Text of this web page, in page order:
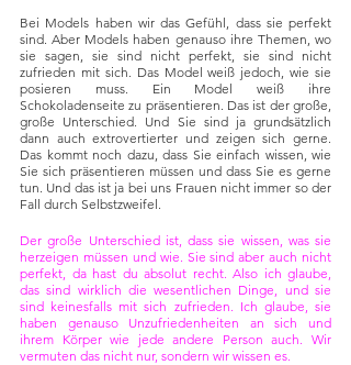
Bei Models haben wir das Gefühl, dass sie perfekt
sind. Aber Models haben genauso ihre Themen, wo
sie sagen, sie sind nicht perfekt, sie sind nicht
zufrieden mit sich. Das Model weiß jedoch, wie sie
posieren muss. Ein Model weiß ihre
Schokoladenseite zu präsentieren. Das ist der große,
große Unterschied. Und Sie sind ja grundsätzlich
dann auch extrovertierter und zeigen sich gerne.
Das kommt noch dazu, dass Sie einfach wissen, wie
Sie sich präsentieren müssen und dass Sie es gerne
tun. Und das ist ja bei uns Frauen nicht immer so der
Fall durch Selbstzweifel.
Der große Unterschied ist, dass sie wissen, was sie
herzeigen müssen und wie. Sie sind aber auch nicht
perfekt, da hast du absolut recht. Also ich glaube,
das sind wirklich die wesentlichen Dinge, und sie
sind keinesfalls mit sich zufrieden. Ich glaube, sie
haben genauso Unzufriedenheiten an sich und
ihrem Körper wie jede andere Person auch. Wir
vermuten das nicht nur, sondern wir wissen es.